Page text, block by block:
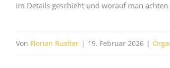
im Details geschieht und worauf man achten
Von Florian Rustler | 19. Februar 2026 |